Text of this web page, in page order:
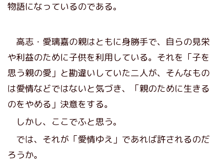
物語になっているのである。
高志・愛璃嘉の親はともに身勝手で、自らの見栄
や利益のために子供を利用している。それを「子を
思う親の愛」と勘違いしていた二人が、そんなもの
は愛情などではないと気づき、「親のために生きる
のをやめる」決意をする。
しかし、ここでふと思う。
では、それが「愛情ゆえ」であれば許されるのだ
ろうか。